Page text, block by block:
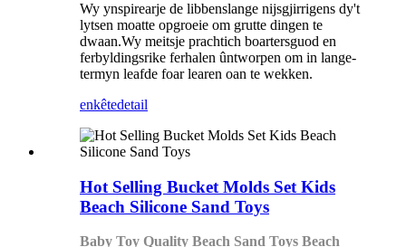
Wy ynspirearje de libbenslange nijsgjirrigens dy't
lytsen moatte opgroeie om grutte dingen te
dwaan.Wy meitsje prachtich boartersguod en
ferbyldingsrike ferhalen ûntworpen om in lange-
termyn leafde foar learen oan te wekken.
enkêtedetail
Hot Selling Bucket Molds Set Kids
Beach Silicone Sand Toys
Baby Toy Quality Beach Sand Toys Beach